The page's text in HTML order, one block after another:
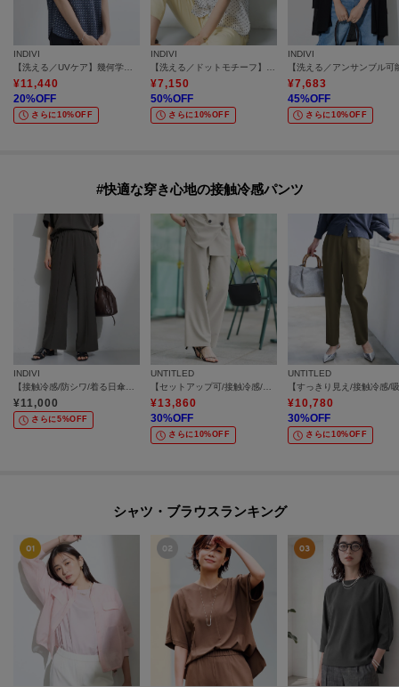
INDIVI
¥11,440
20%OFF
さらに10%OFF
INDIVI
¥7,150
50%OFF
さらに10%OFF
INDIVI
¥7,683
45%OFF
さらに10%OFF
#快適な穿き心地の接触冷感パンツ
INDIVI
【接触冷感/防シワ/着る日傘】イージーワイドパンツ
¥11,000
さらに5%OFF
UNTITLED
【セットアップ可/接触冷感/吸水速乾】リラックスワイドパンツ
¥13,860
30%OFF
さらに10%OFF
UNTITLED
¥10,780
30%OFF
さらに10%OFF
シャツ・ブラウスランキング